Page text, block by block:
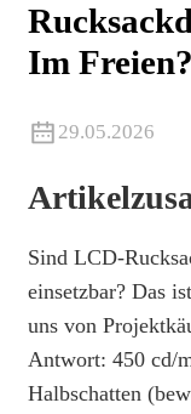
Im Freien?
29.05.2026
Sind LCD-
einsetzbar? Das
uns von
Antwort: 450 cd/
Halbschatten